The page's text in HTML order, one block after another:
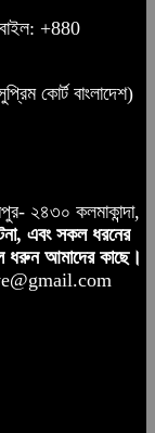
+880
কোর্ট বাংলাদেশ)
২৪৩০ কলমাকান্দা,
এবং সকল ধরনের
ধরুন আমাদের কাছে।